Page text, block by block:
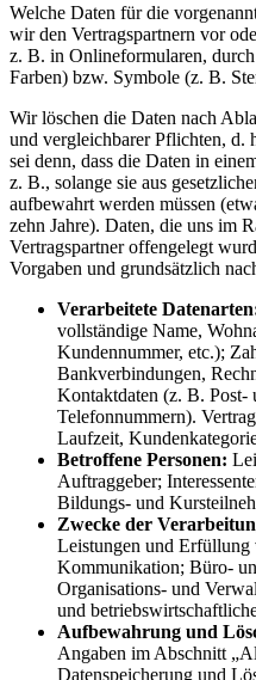
Welche Daten für die
wir den Vertragspartnern vor
z. B. in Onlineformularen,
Farben) bzw. Symbole (z. B.
Wir löschen die Daten nach
und vergleichbarer Pflichten, d.
sei denn, dass die Daten in
z. B., solange sie aus
aufbewahrt werden müssen
zehn Jahre). Daten, die uns im
Vertragspartner offengelegt
Vorgaben und grundsätzlich
Verarbeitete
vollständige Name,
Kundennummer, etc.);
Bankverbindungen,
Kontaktdaten (z. B. Post-
Telefonnummern).
Laufzeit,
Betroffene Personen:
Auftraggeber;
Bildungs- und
Zwecke der
Leistungen und Erfüllung
Kommunikation; Büro-
Organisations- und
und
Aufbewahrung und
Angaben im Abschnitt
Datenspeicherung und